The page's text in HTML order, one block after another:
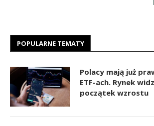
POPULARNE TEMATY
Polacy mają już
ETF-ach. Rynek
początek wzrostu